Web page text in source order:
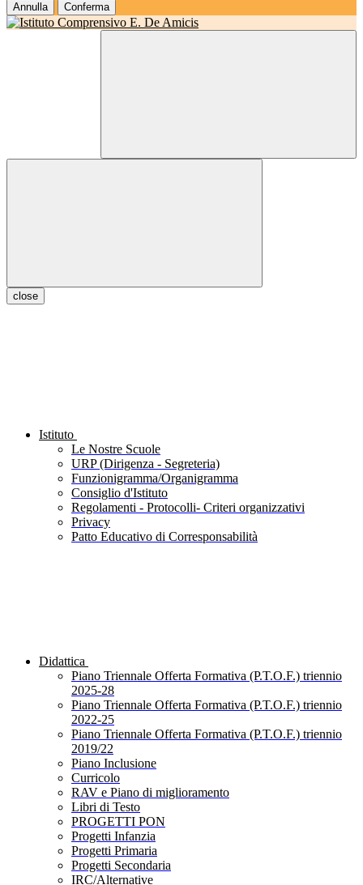
Annulla Conferma
close
Istituto
Le Nostre Scuole
URP (Dirigenza - Segreteria)
Funzionigramma/Organigramma
Consiglio d'Istituto
Regolamenti - Protocolli- Criteri organizzativi
Privacy
Patto Educativo di Corresponsabilità
Didattica
Piano Triennale Offerta Formativa (P.T.O.F.) triennio
2025-28
Piano Triennale Offerta Formativa (P.T.O.F.) triennio
2022-25
Piano Triennale Offerta Formativa (P.T.O.F.) triennio
2019/22
Piano Inclusione
Curricolo
RAV e Piano di miglioramento
Libri di Testo
PROGETTI PON
Progetti Infanzia
Progetti Primaria
Progetti Secondaria
IRC/Alternative